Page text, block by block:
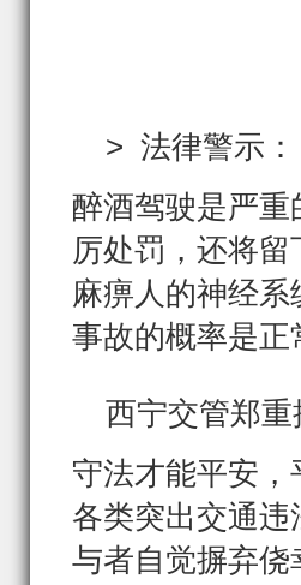
> 法律警示：
醉酒驾驶是严
厉处罚，还将
麻痹人的神经
事故的概率是正
西宁交管郑重
守法才能平安
各类突出交通
与者自觉摒弃